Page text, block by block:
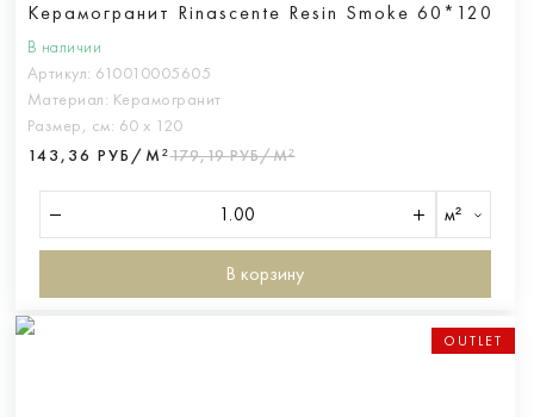
Керамогранит Rinascente Resin Smoke 60*120
В наличии
Артикул: 610010005605
Материал: Керамогранит
Размер, см: 60 х 120
143,36 РУБ/М²179,19 РУБ/М²
м²
В корзину
OUTLET